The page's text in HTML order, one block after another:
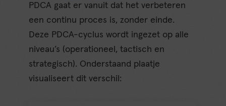
PDCA gaat er vanuit dat het verbeteren
een continu proces is, zonder einde.
Deze PDCA-cyclus wordt ingezet op alle
niveau’s (operationeel, tactisch en
strategisch). Onderstaand plaatje
visualiseert dit verschil: